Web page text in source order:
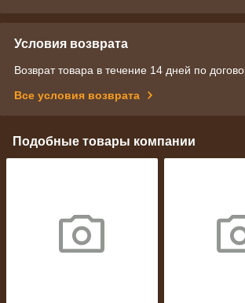
Условия возврата
Возврат товара в течение 14 дней по
Все условия возврата
Подобные товары компании